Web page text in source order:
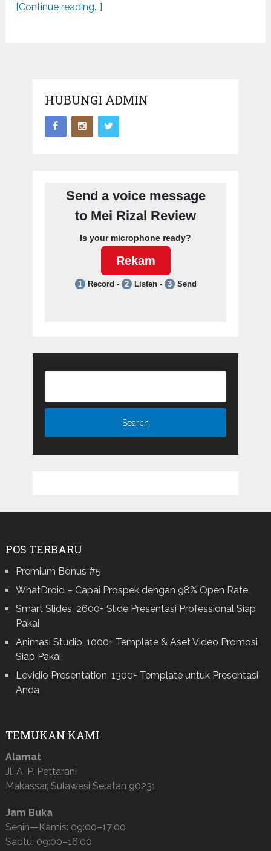
[Continue reading...]
HUBUNGI ADMIN
POS TERBARU
Premium Bonus #5
WhatDroid – Capai Prospek dengan 98% Open Rate
Smart Slides, 2600+ Slide Presentasi Professional Siap
Pakai
Animasi Studio, 1000+ Template & Aset Video Promosi
Siap Pakai
Levidio Presentation, 1300+ Template untuk Presentasi
Anda
TEMUKAN KAMI
Alamat
Jl. A. P. Pettarani
Makassar, Sulawesi Selatan 90231
Jam Buka
Senin—Kamis: 09:00–17:00
Sabtu: 09:00–16:00